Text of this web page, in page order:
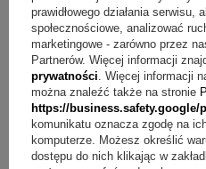
Kolor: srebrno-różowy
Rozmiar zdjęcia: 5 × 8 cm
Składowe zestwu w cenie
ramka na zdjęcie
tabliczka dedykacyjna, na
Państwa
prawidłowego działania serwisu,
społecznościowe, analizować
marketingowe - zarówno przez
Partnerów. Więcej informacji
prywatności . Więcej informacji
można znaleźć także na stronie
https://business.safety.google/
komunikatu oznacza zgodę na
komputerze. Możesz określić
dostępu do nich klikając w